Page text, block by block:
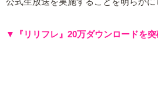
▼『リリフレ』20万ダウンロードを